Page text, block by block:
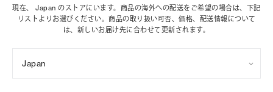
トリー バーチ財団は、女性起業家が持続可能な企業を築
くことを支援しています。
現在、 Japan のストアにいます。商品の海外への配送をご希望の場合は、下記
リストよりお選びください。商品の取り扱い可否、価格、配送情報について
は、新しいお届け先に合わせて更新されます。
Japan